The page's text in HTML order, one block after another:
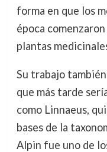
forma en que los
época
plantas
Su trabajo
que más tarde
como Linnaeus,
bases de la
Alpin fue uno de